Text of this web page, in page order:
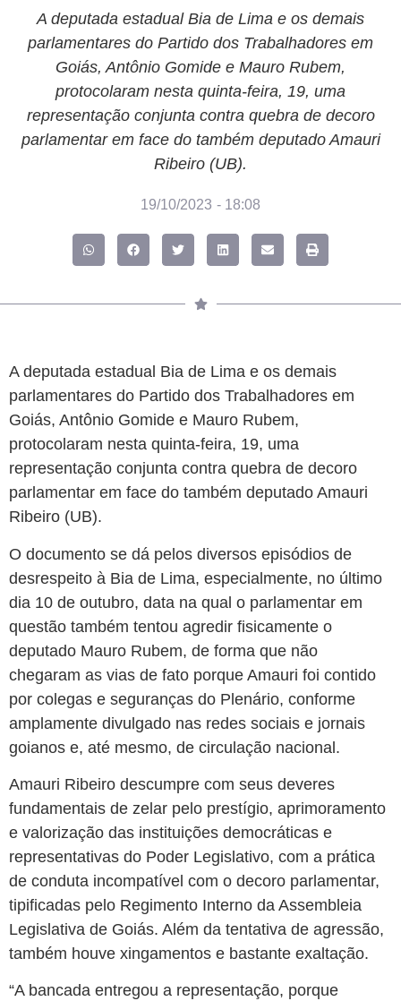
A deputada estadual Bia de Lima e os demais
parlamentares do Partido dos Trabalhadores em
Goiás, Antônio Gomide e Mauro Rubem,
protocolaram nesta quinta-feira, 19, uma
representação conjunta contra quebra de decoro
parlamentar em face do também deputado Amauri
Ribeiro (UB).
19/10/2023 - 18:08
A deputada estadual Bia de Lima e os demais
parlamentares do Partido dos Trabalhadores em
Goiás, Antônio Gomide e Mauro Rubem,
protocolaram nesta quinta-feira, 19, uma
representação conjunta contra quebra de decoro
parlamentar em face do também deputado Amauri
Ribeiro (UB).
O documento se dá pelos diversos episódios de
desrespeito à Bia de Lima, especialmente, no último
dia 10 de outubro, data na qual o parlamentar em
questão também tentou agredir fisicamente o
deputado Mauro Rubem, de forma que não
chegaram as vias de fato porque Amauri foi contido
por colegas e seguranças do Plenário, conforme
amplamente divulgado nas redes sociais e jornais
goianos e, até mesmo, de circulação nacional.
Amauri Ribeiro descumpre com seus deveres
fundamentais de zelar pelo prestígio, aprimoramento
e valorização das instituições democráticas e
representativas do Poder Legislativo, com a prática
de conduta incompatível com o decoro parlamentar,
tipificadas pelo Regimento Interno da Assembleia
Legislativa de Goiás. Além da tentativa de agressão,
também houve xingamentos e bastante exaltação.
“A bancada entregou a representação, porque